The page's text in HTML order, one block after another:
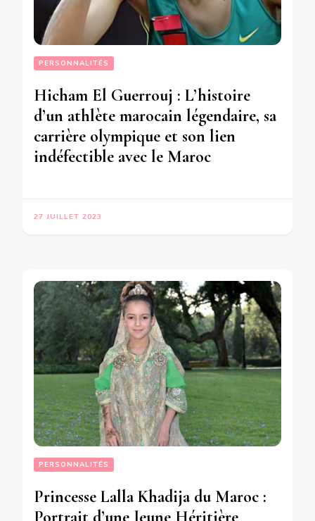
PERSONNALITÉS
Hicham El Guerrouj : L’histoire
d’un athlète marocain légendaire, sa
carrière olympique et son lien
indéfectible avec le Maroc
27 JUILLET 2023
PERSONNALITÉS
Princesse Lalla Khadija du Maroc :
Portrait d’une Jeune Héritière